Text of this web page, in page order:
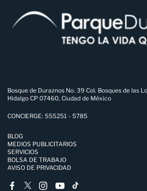
Bosque de Duraznos No. 39 Col. Bosques de las
Hidalgo CP 07460, Ciudad de México
CONCIERGE: 555251 - 5785
BLOG
MEDIOS PUBLICITARIOS
SERVICIOS
BOLSA DE TRABAJO
AVISO DE PRIVACIDAD